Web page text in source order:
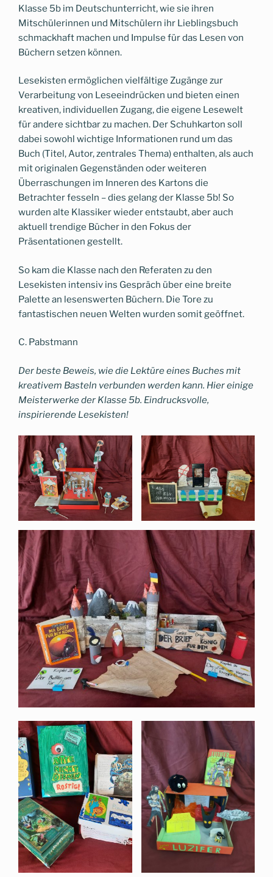
Klasse 5b im Deutschunterricht, wie sie ihren
Mitschülerinnen und Mitschülern ihr Lieblingsbuch
schmackhaft machen und Impulse für das Lesen von
Büchern setzen können.
Lesekisten ermöglichen vielfältige Zugänge zur
Verarbeitung von Leseeindrücken und bieten einen
kreativen, individuellen Zugang, die eigene Lesewelt
für andere sichtbar zu machen. Der Schuhkarton soll
dabei sowohl wichtige Informationen rund um das
Buch (Titel, Autor, zentrales Thema) enthalten, als auch
mit originalen Gegenständen oder weiteren
Überraschungen im Inneren des Kartons die
Betrachter fesseln – dies gelang der Klasse 5b! So
wurden alte Klassiker wieder entstaubt, aber auch
aktuell trendige Bücher in den Fokus der
Präsentationen gestellt.
So kam die Klasse nach den Referaten zu den
Lesekisten intensiv ins Gespräch über eine breite
Palette an lesenswerten Büchern. Die Tore zu
fantastischen neuen Welten wurden somit geöffnet.
C. Pabstmann
Der beste Beweis, wie die Lektüre eines Buches mit
kreativem Basteln verbunden werden kann. Hier einige
Meisterwerke der Klasse 5b. Eindrucksvolle,
inspirierende Lesekisten!